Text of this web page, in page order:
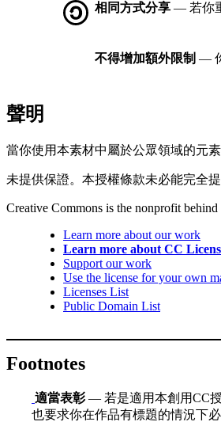
相同方式分享 — 若你
不得增加額外限制 —
聲明
當你使用本素材中屬於公眾領域的元
未提供保證。本授權條款未必能完全
Creative Commons is the nonprofit
Learn more about our work
Learn more about CC
Support our work
Use the license for your own
Licenses List
Public Domain List
Footnotes
適當表彰— 若是適用本創用CC授
也要求你在作品有標題的情況下